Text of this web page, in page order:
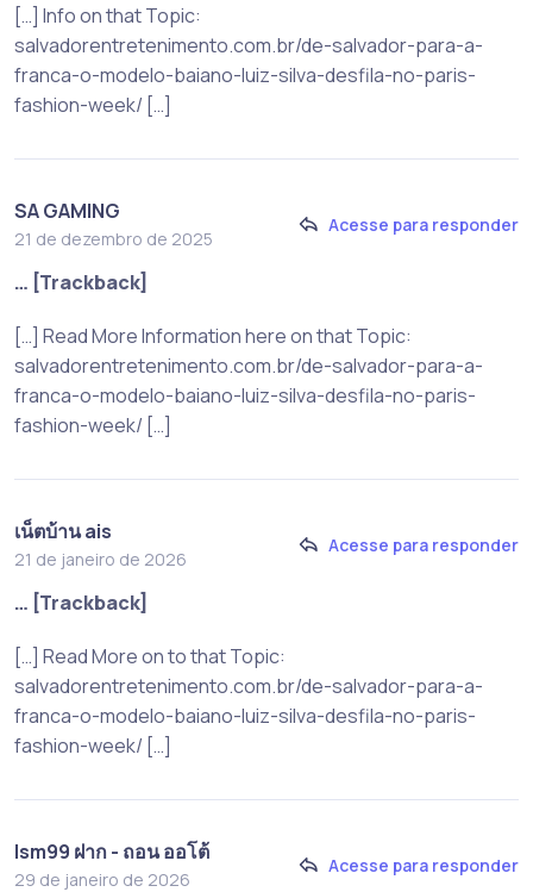
[…] Info on that Topic:
salvadorentretenimento.com.br/de-salvador-para-a-
franca-o-modelo-baiano-luiz-silva-desfila-no-paris-
fashion-week/ […]
SA GAMING
21 de dezembro de 2025
Acesse para responder
… [Trackback]
[…] Read More Information here on that Topic:
salvadorentretenimento.com.br/de-salvador-para-a-
franca-o-modelo-baiano-luiz-silva-desfila-no-paris-
fashion-week/ […]
เน็ตบ้าน ais
21 de janeiro de 2026
Acesse para responder
… [Trackback]
[…] Read More on to that Topic:
salvadorentretenimento.com.br/de-salvador-para-a-
franca-o-modelo-baiano-luiz-silva-desfila-no-paris-
fashion-week/ […]
lsm99 ฝาก - ถอน ออโต้
29 de janeiro de 2026
Acesse para responder